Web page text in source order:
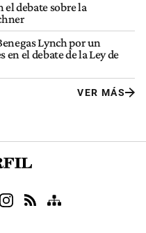
debate sobre la
Lynch por un
el debate de la Ley de
VER MÁS